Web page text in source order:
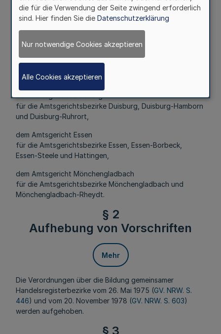
§ 1
Konzentration
Mehr
dem Amtsgericht Duisburg
für die Amtsgerichtsbezirke Duisburg, Duisburg-Hamborn
und Duisburg-Ruhrort,
dem Amtsgericht Essen
für die Amtsgerichtsbezirke Essen, Essen-Borbeck,
Essen-Steele und Hattingen,
dem Amtsgericht Mönchengladbach
für die Amtsgerichtsbezirke Mönchengladbach und
Mönchengladbach-Rheydt.
§ 2
Aufhebung von Vorschriften
Mehr
Die Verordnungen über die Bildung gemeinsamer
Handelsregisterbezirke vom 26. Mai 1975 (GV. NRW. S.
446) und vom 20. November 1978 (GV. NRW. S. 603)
werden aufgehoben.
§ 3
die für die Verwendung der Seite zwingend erforderlich
sind. Hier finden Sie die Datenschutzerklärung
Nur notwendige Cookies akzeptieren
Alle Cookies akzeptieren